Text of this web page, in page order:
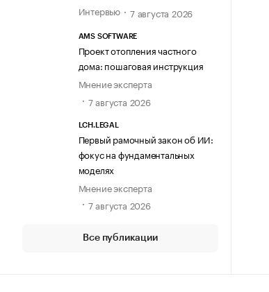
Интервью
7 августа 2026
AMS SOFTWARE
Проект отопления частного
дома: пошаговая инструкция
Мнение эксперта
7 августа 2026
LCH.LEGAL
Первый рамочный закон об ИИ:
фокус на фундаментальных
моделях
Мнение эксперта
7 августа 2026
Все публикации